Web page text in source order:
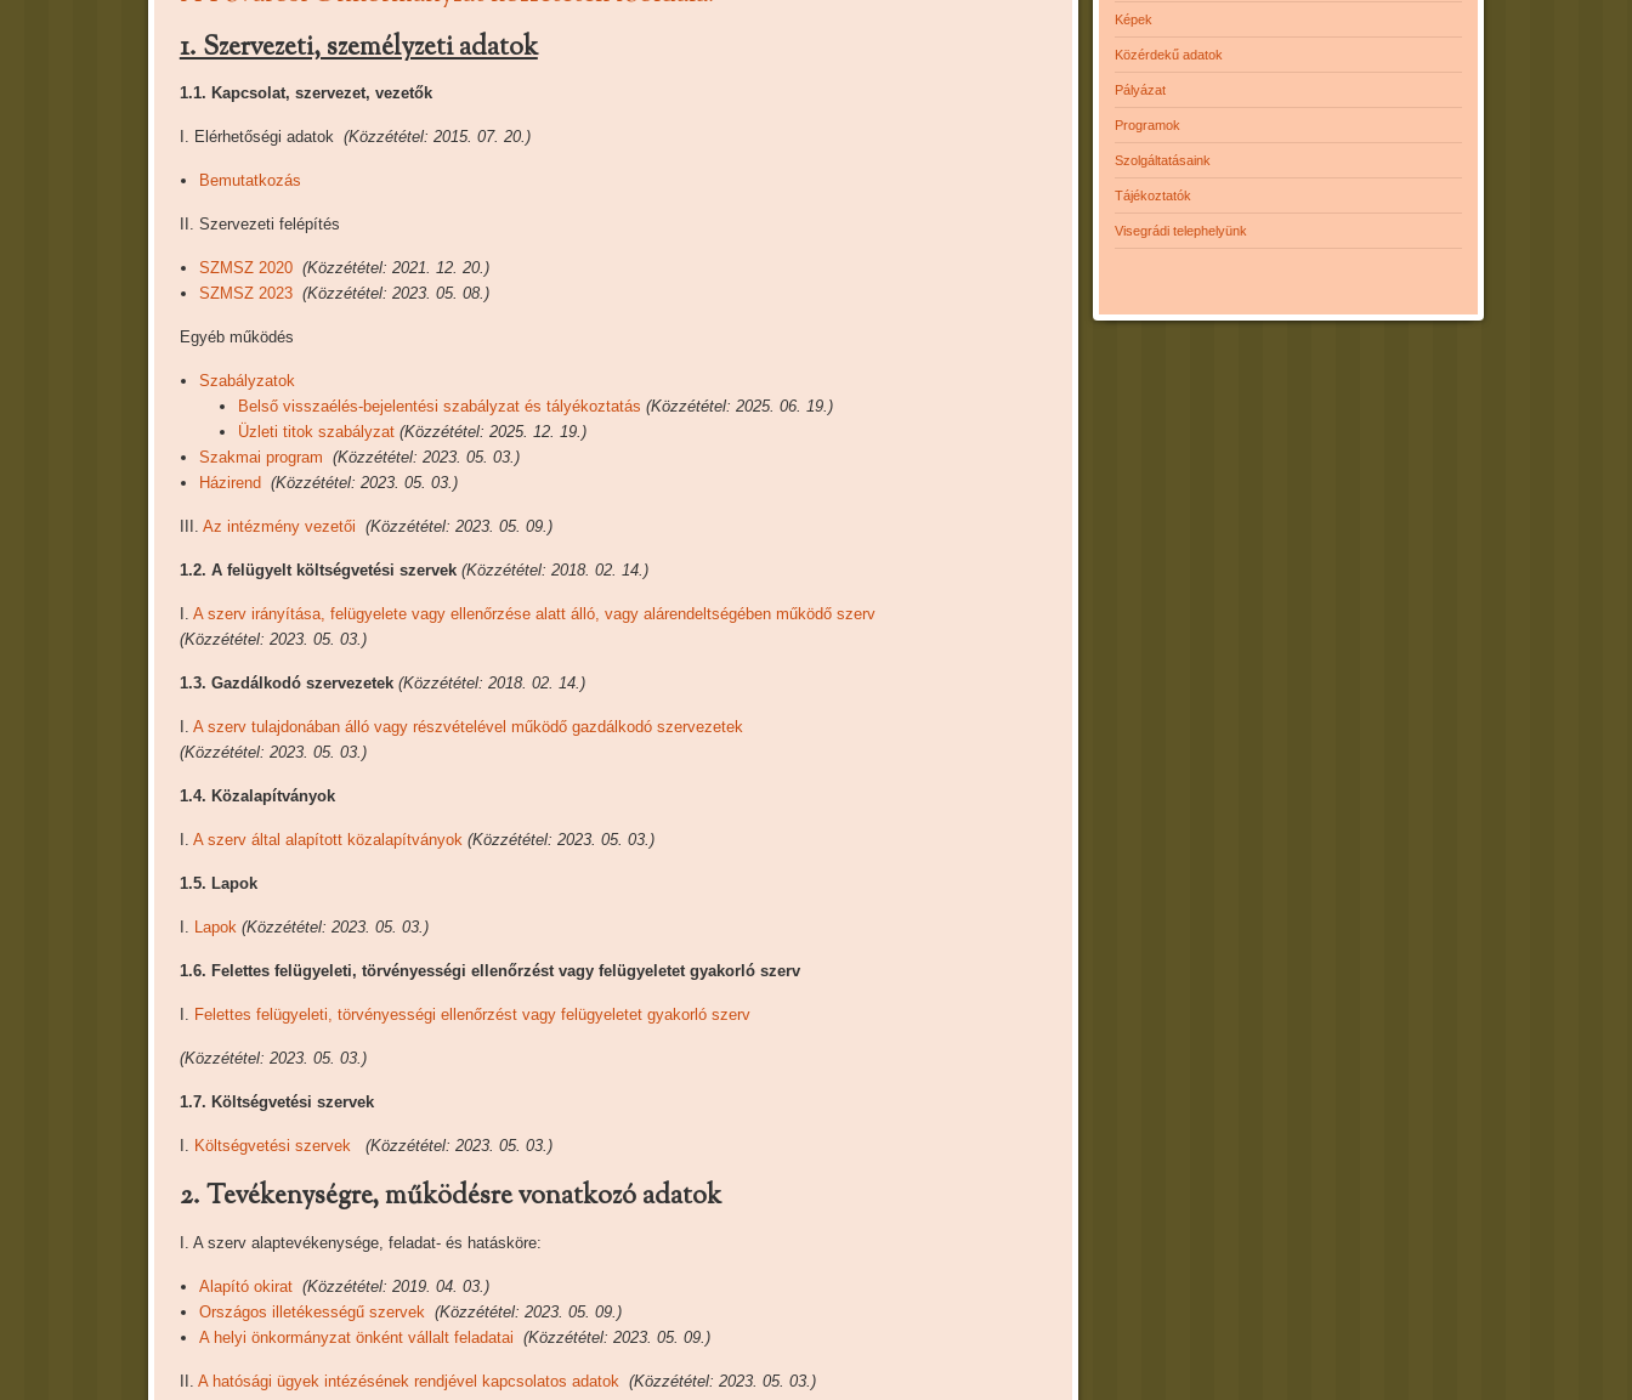
1. Szervezeti, személyzeti adatok
1.1. Kapcsolat, szervezet, vezetők
I. Elérhetőségi adatok (Közzététel: 2015. 07. 20.)
Bemutatkozás
II. Szervezeti felépítés
SZMSZ 2020 (Közzététel: 2021. 12. 20.)
SZMSZ 2023 (Közzététel: 2023. 05. 08.)
Egyéb működés
Szabályzatok
Belső visszaélés-bejelentési szabályzat és tályékoztatás (Közzététel: 2025. 06. 19.)
Üzleti titok szabályzat (Közzététel: 2025. 12. 19.)
Szakmai program (Közzététel: 2023. 05. 03.)
Házirend (Közzététel: 2023. 05. 03.)
III. Az intézmény vezetői (Közzététel: 2023. 05. 09.)
1.2. A felügyelt költségvetési szervek (Közzététel: 2018. 02. 14.)
I. A szerv irányítása, felügyelete vagy ellenőrzése alatt álló, vagy alárendeltségében működő szerv
(Közzététel: 2023. 05. 03.)
1.3. Gazdálkodó szervezetek (Közzététel: 2018. 02. 14.)
I. A szerv tulajdonában álló vagy részvételével működő gazdálkodó szervezetek
(Közzététel: 2023. 05. 03.)
1.4. Közalapítványok
I. A szerv által alapított közalapítványok (Közzététel: 2023. 05. 03.)
1.5. Lapok
I. Lapok (Közzététel: 2023. 05. 03.)
1.6. Felettes felügyeleti, törvényességi ellenőrzést vagy felügyeletet gyakorló szerv
I. Felettes felügyeleti, törvényességi ellenőrzést vagy felügyeletet gyakorló szerv
(Közzététel: 2023. 05. 03.)
1.7. Költségvetési szervek
I. Költségvetési szervek (Közzététel: 2023. 05. 03.)
2. Tevékenységre, működésre vonatkozó adatok
I. A szerv alaptevékenysége, feladat- és hatásköre:
Alapító okirat (Közzététel: 2019. 04. 03.)
Országos illetékességű szervek (Közzététel: 2023. 05. 09.)
A helyi önkormányzat önként vállalt feladatai (Közzététel: 2023. 05. 09.)
II. A hatósági ügyek intézésének rendjével kapcsolatos adatok (Közzététel: 2023. 05. 03.)
Képek
Közérdekű adatok
Pályázat
Programok
Szolgáltatásaink
Tájékoztatók
Visegrádi telephelyünk